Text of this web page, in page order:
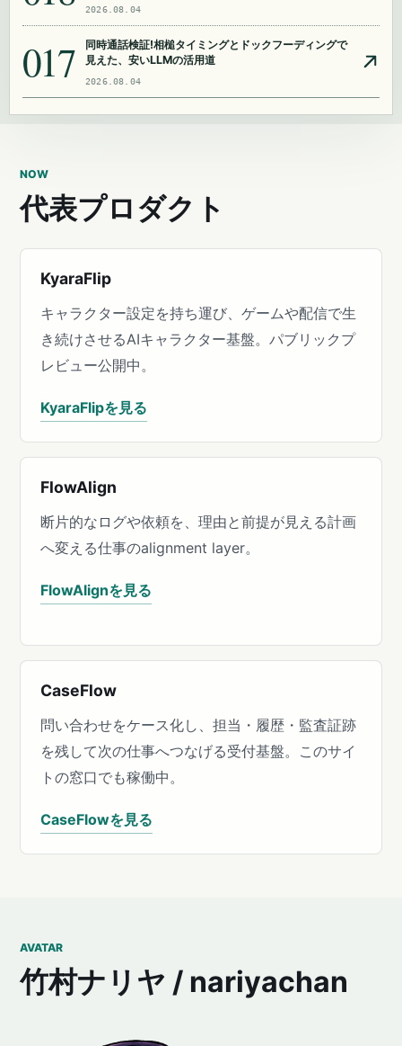
2026.08.04
017
同時通話検証!相槌タイミングとドックフーディングで
見えた、安いLLMの活用道
2026.08.04
NOW
代表プロダクト
KyaraFlip
キャラクター設定を持ち運び、ゲームや配信で生
き続けさせるAIキャラクター基盤。パブリックプ
レビュー公開中。
KyaraFlipを見る
FlowAlign
断片的なログや依頼を、理由と前提が見える計画
へ変える仕事のalignment layer。
FlowAlignを見る
CaseFlow
問い合わせをケース化し、担当・履歴・監査証跡
を残して次の仕事へつなげる受付基盤。このサイ
トの窓口でも稼働中。
CaseFlowを見る
AVATAR
竹村ナリヤ / nariyachan